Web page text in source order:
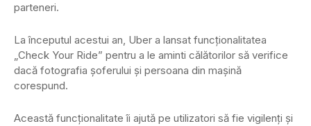
parteneri.
La începutul acestui an, Uber a lansat funcţionalitatea
„Check Your Ride” pentru a le aminti călătorilor să verifice
dacă fotografia şoferului şi persoana din maşină
corespund.
Această funcţionalitate îi ajută pe utilizatori să fie vigilenţi şi